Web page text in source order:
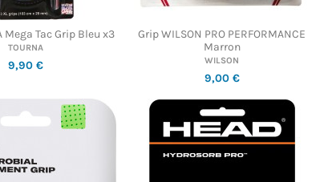
Mega Tac Grip Bleu x3
TOURNA
9,90 €
Grip WILSON PRO PERFORMANCE
Marron
WILSON
9,00 €